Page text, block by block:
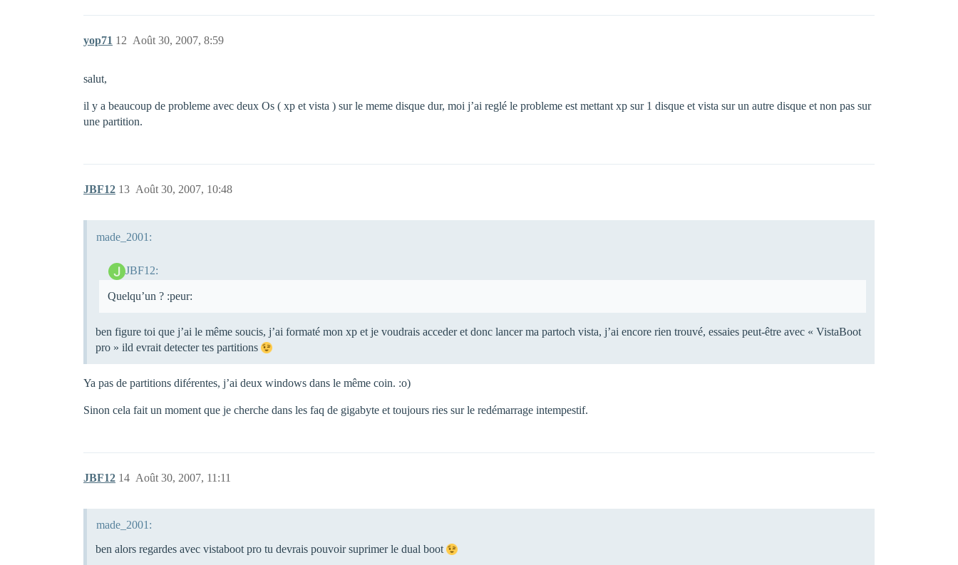
yop71 Août 30, 2007, 8:59
12
salut,
il y a beaucoup de probleme avec deux Os ( xp et vista ) sur le meme disque dur, moi j’ai reglé le probleme est mettant xp sur 1 disque et vista sur un autre disque et non pas sur
une partition.
JBF12 Août 30, 2007, 10:48
13
made_2001:
JBF12:
Quelqu’un ? :peur:
ben figure toi que j’ai le même soucis, j’ai formaté mon xp et je voudrais acceder et donc lancer ma partoch vista, j’ai encore rien trouvé, essaies peut-être avec « VistaBoot
pro » ild evrait detecter tes partitions
Ya pas de partitions diférentes, j’ai deux windows dans le même coin. :o)
Sinon cela fait un moment que je cherche dans les faq de gigabyte et toujours ries sur le redémarrage intempestif.
JBF12 Août 30, 2007, 11:11
14
made_2001:
ben alors regardes avec vistaboot pro tu devrais pouvoir suprimer le dual boot